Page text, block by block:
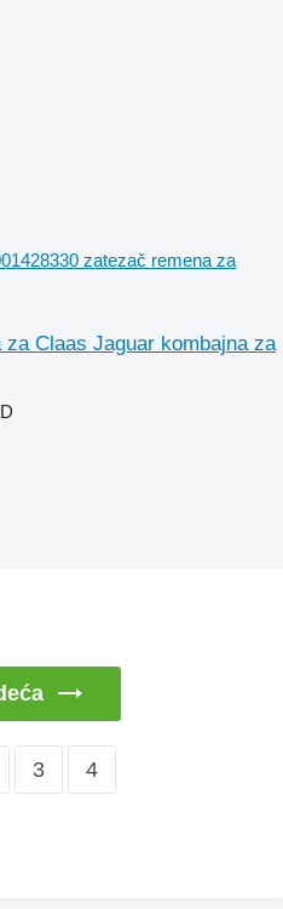
zatezač remena za
Claas Jaguar kombajna za
3 4